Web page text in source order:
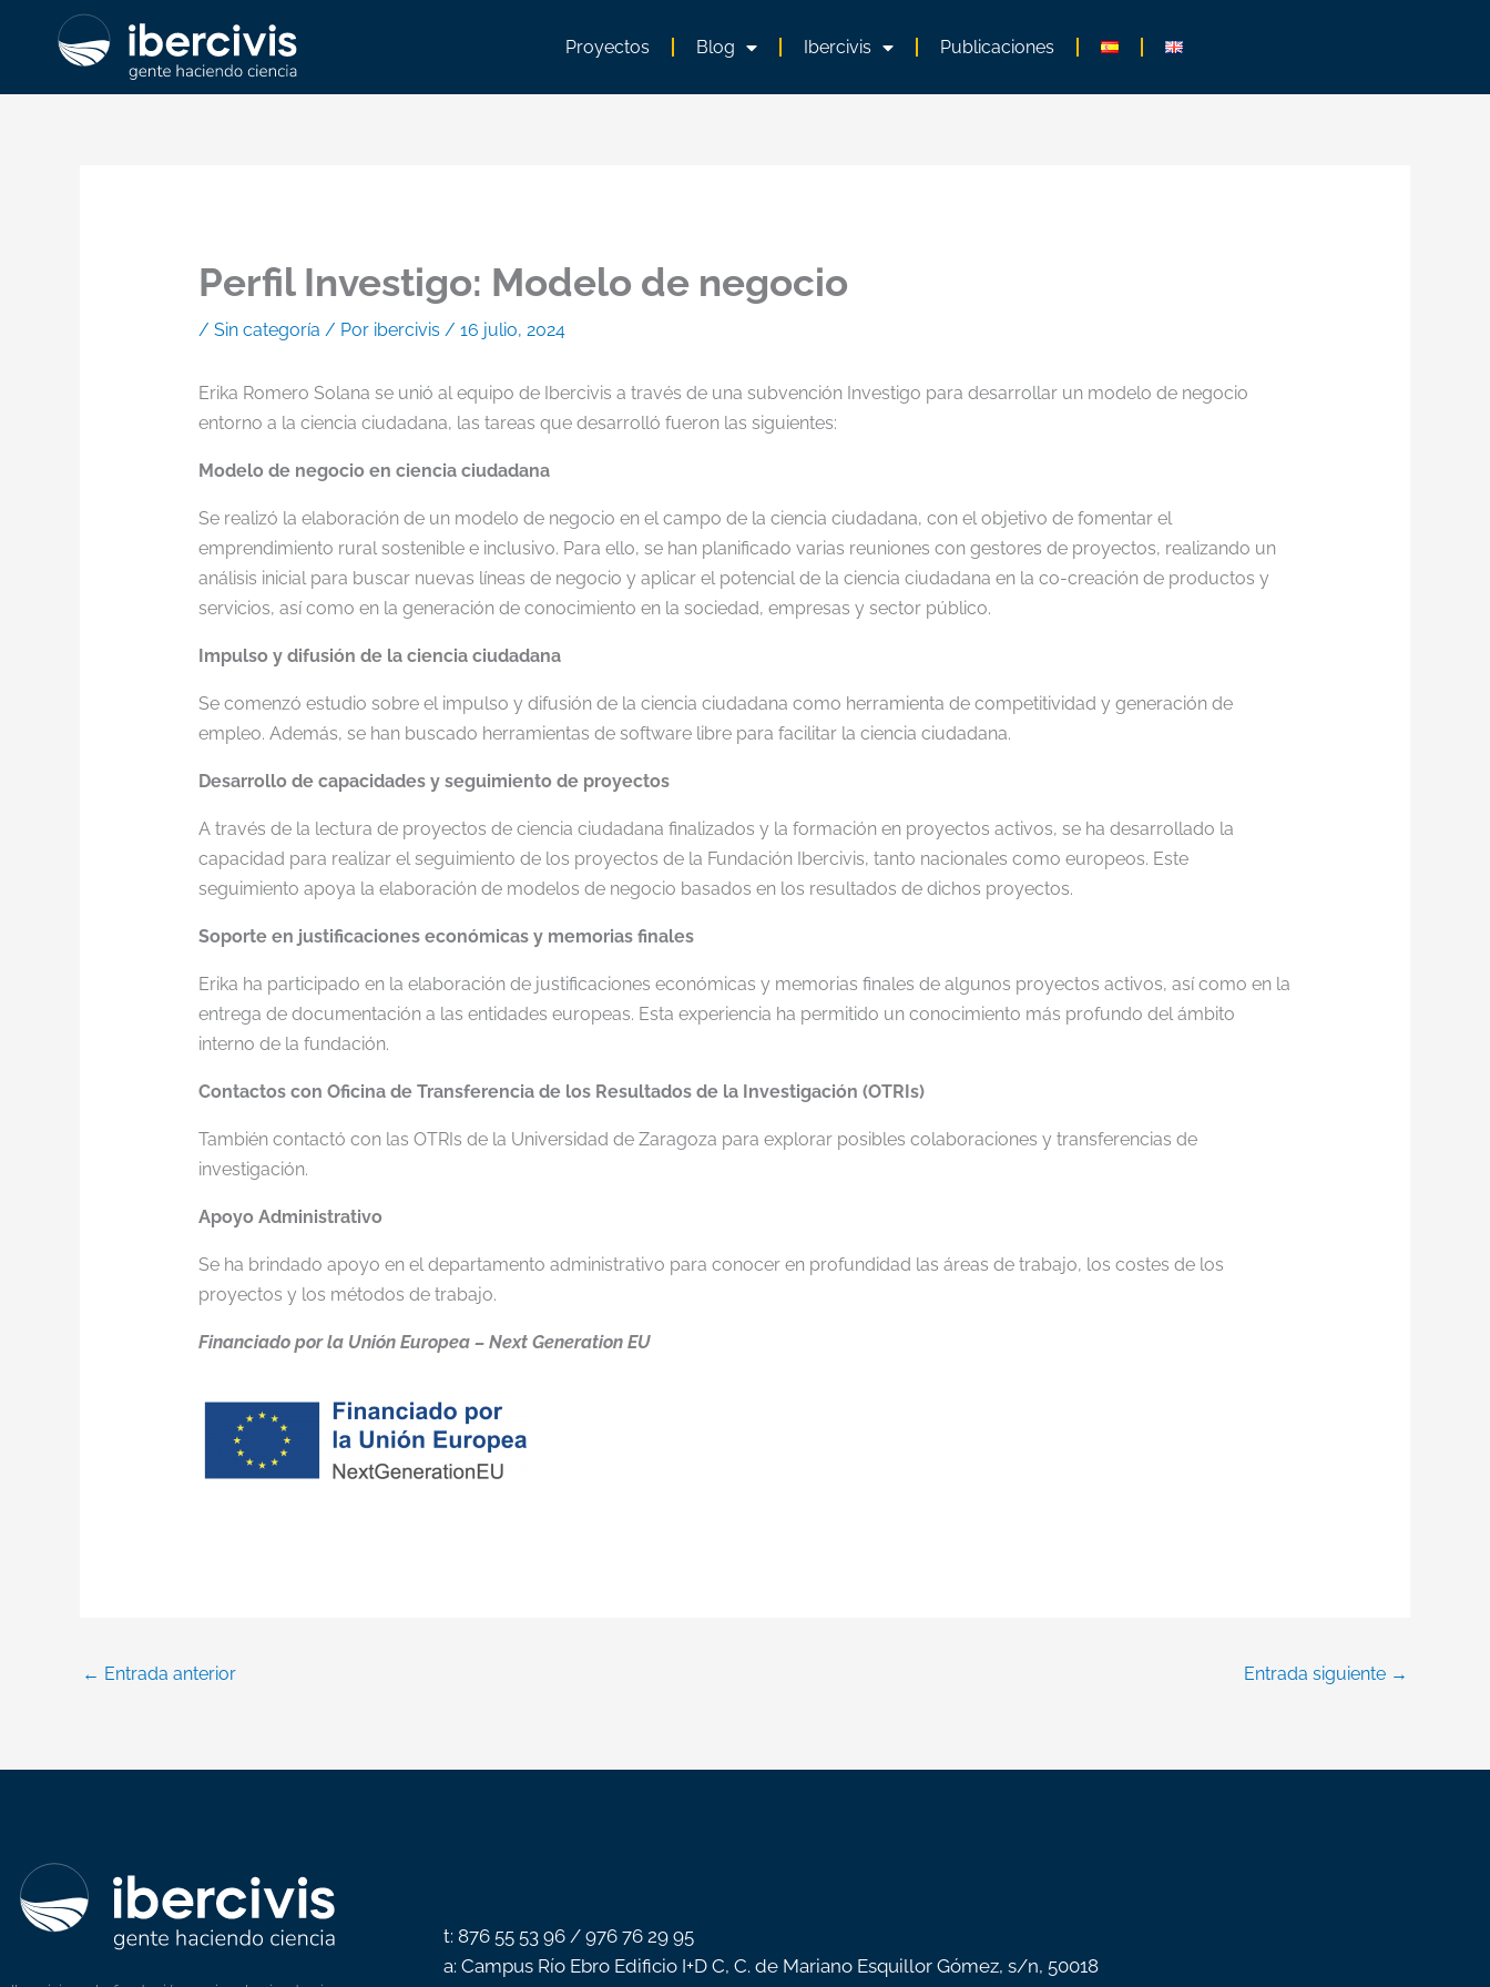
contenido
Proyectos Blog Ibercivis Publicaciones
Perfil Investigo: Modelo de negocio
/ Sin categoría / Por ibercivis / 16 julio, 2024
Erika Romero Solana se unió al equipo de Ibercivis a través de una subvención Investigo para desarrollar un modelo de negocio
entorno a la ciencia ciudadana, las tareas que desarrolló fueron las siguientes:
Modelo de negocio en ciencia ciudadana
Se realizó la elaboración de un modelo de negocio en el campo de la ciencia ciudadana, con el objetivo de fomentar el
emprendimiento rural sostenible e inclusivo. Para ello, se han planificado varias reuniones con gestores de proyectos, realizando un
análisis inicial para buscar nuevas líneas de negocio y aplicar el potencial de la ciencia ciudadana en la co-creación de productos y
servicios, así como en la generación de conocimiento en la sociedad, empresas y sector público.
Impulso y difusión de la ciencia ciudadana
Se comenzó estudio sobre el impulso y difusión de la ciencia ciudadana como herramienta de competitividad y generación de
empleo. Además, se han buscado herramientas de software libre para facilitar la ciencia ciudadana.
Desarrollo de capacidades y seguimiento de proyectos
A través de la lectura de proyectos de ciencia ciudadana finalizados y la formación en proyectos activos, se ha desarrollado la
capacidad para realizar el seguimiento de los proyectos de la Fundación Ibercivis, tanto nacionales como europeos. Este
seguimiento apoya la elaboración de modelos de negocio basados en los resultados de dichos proyectos.
Soporte en justificaciones económicas y memorias finales
Erika ha participado en la elaboración de justificaciones económicas y memorias finales de algunos proyectos activos, así como en la
entrega de documentación a las entidades europeas. Esta experiencia ha permitido un conocimiento más profundo del ámbito
interno de la fundación.
Contactos con Oficina de Transferencia de los Resultados de la Investigación (OTRIs)
También contactó con las OTRIs de la Universidad de Zaragoza para explorar posibles colaboraciones y transferencias de
investigación.
Apoyo Administrativo
Se ha brindado apoyo en el departamento administrativo para conocer en profundidad las áreas de trabajo, los costes de los
proyectos y los métodos de trabajo.
Financiado por la Unión Europea – Next Generation EU
← Entrada anterior Entrada siguiente →
t: 876 55 53 96 / 976 76 29 95
a: Campus Río Ebro Edificio I+D C, C. de Mariano Esquillor Gómez, s/n, 50018